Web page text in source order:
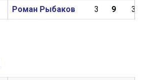
Роман Рыбаков 3 9 3,45